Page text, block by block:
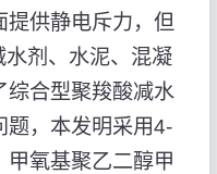
提供静电斥力，但
剂、水泥、混凝
综合型聚羧酸减水
题，本发明采用4-
氧基聚乙二醇甲